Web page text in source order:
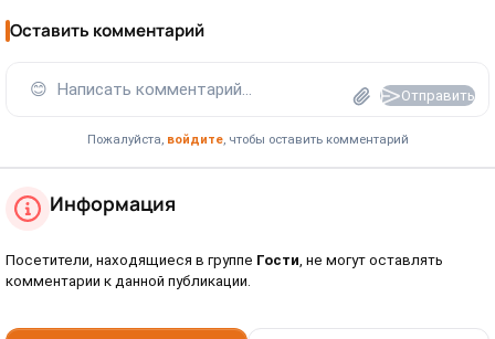
Оставить комментарий
😊 Написать комментарий... Отправить
Пожалуйста, войдите, чтобы оставить комментарий
Информация
Посетители, находящиеся в группе Гости , не могут оставлять
комментарии к данной публикации.